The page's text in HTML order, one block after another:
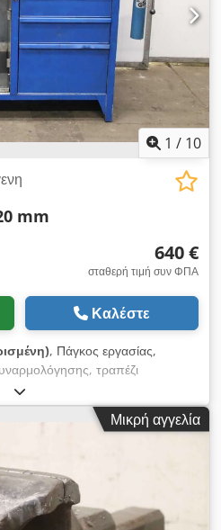
1 / 10
mm
640 €
σταθερή τιμή συν ΦΠΑ
Καλέστε
, Πάγκος εργασίας,
τραπέζι
εργασίας - Κατασκευαστής: Lista,
βαριά κατασκευή με συρτάρια
εργασίας: 1500/700/
κλειδώνουν, χωρίς
φωτογραφίες - Μέγγενη: Heuer
και περιστρεφόμενη - Σιαγόνες
235 mm - Διαστάσεις
mm - Βάρος: 139 kg
Μικρή αγγελία